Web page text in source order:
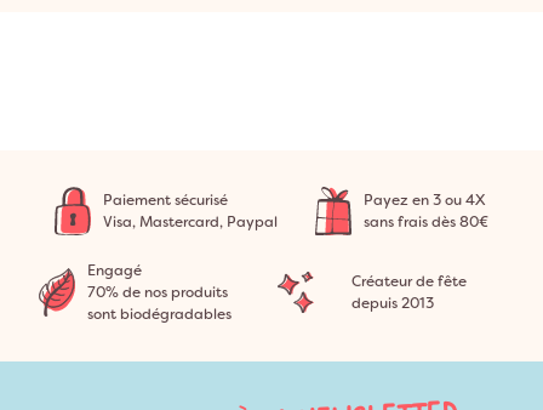
Paiement sécurisé
Visa, Mastercard, Paypal
Payez en 3 ou 4X
sans frais dès 80€
Engagé
70% de nos produits
sont biodégradables
Créateur de fête
depuis 2013